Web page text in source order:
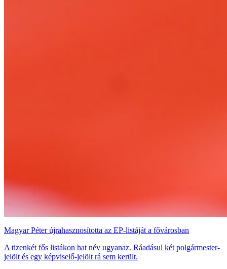
Magyar Péter újrahasznosította az EP-listáját a fővárosban
A tizenkét fős listákon hat név ugyanaz. Ráadásul két polgármester-
jelölt és egy képviselő-jelölt rá sem került.